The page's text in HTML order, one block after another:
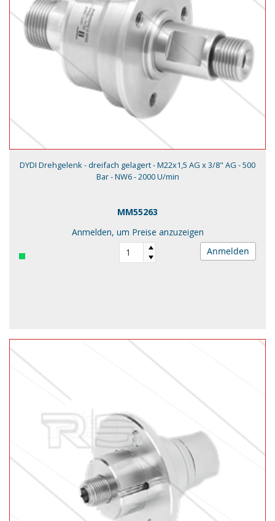
DYDI Drehgelenk - dreifach gelagert - M22x1,5 AG x 3/8" AG - 500
Bar - NW6 - 2000 U/min
MM55263
Anmelden, um Preise anzuzeigen
Anmelden